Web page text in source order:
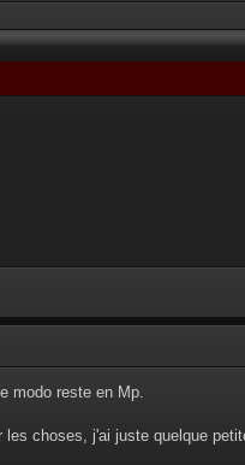
modo reste en Mp.
choses, j'ai juste quelque